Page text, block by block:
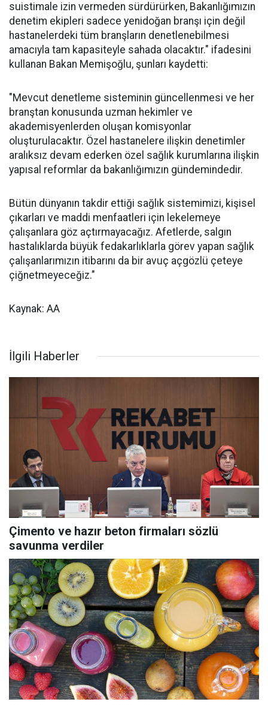
suistimale izin vermeden sürdürürken, Bakanlığımızın
denetim ekipleri sadece yenidoğan branşı için değil
hastanelerdeki tüm branşların denetlenebilmesi
amacıyla tam kapasiteyle sahada olacaktır." ifadesini
kullanan Bakan Memişoğlu, şunları kaydetti:
"Mevcut denetleme sisteminin güncellenmesi ve her
branştan konusunda uzman hekimler ve
akademisyenlerden oluşan komisyonlar
oluşturulacaktır. Özel hastanelere ilişkin denetimler
aralıksız devam ederken özel sağlık kurumlarına ilişkin
yapısal reformlar da bakanlığımızın gündemindedir.
Bütün dünyanın takdir ettiği sağlık sistemimizi, kişisel
çıkarları ve maddi menfaatleri için lekelemeye
çalışanlara göz açtırmayacağız. Afetlerde, salgın
hastalıklarda büyük fedakarlıklarla görev yapan sağlık
çalışanlarımızın itibarını da bir avuç açgözlü çeteye
çiğnetmeyeceğiz."
Kaynak: AA
İlgili Haberler
Çimento ve hazır beton firmaları sözlü
savunma verdiler